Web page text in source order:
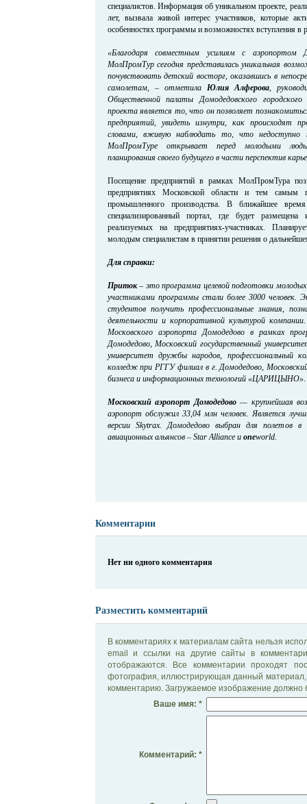
специалистов. Информация об уникальном проекте,
лет, вызвала живой интерес участников, которые
особенностях программы и возможностях вступления в
«Благодаря совместным усилиям с аэропортом
МолПромТур сегодня представилась уникальная
почувствовать детский восторг, оказавшись в
самолетам, – отметила
Юлия Алферова,
Общественной палаты Домодедовского
проекта является то, что он позволяет
предприятий, увидеть изнутри, как происходят
словами, вживую наблюдать то, что
МолПромТуре открывает перед молодыми
планирования своего будущего в части перспектив
Посещение предприятий в рамках МолПромТура
предприятиях Московской области и тем самым
промышленного производства. В ближайшее время
специализированный портал, где будет
реализуемых на предприятиях-участниках.
молодым специалистам в принятии решения о
Для справки:
Приток– это программа целевой подготовки
участниками программы стали более 3000 человек.
студентов получить профессиональные знания,
деятельности и корпоративной культурой
Московского аэропорта Домодедово в рамках
Домодедово, Московский государственный
университет дружбы народов, профессиональный
колледж при РГГУ филиал в г. Домодедово,
бизнеса и информационных технологий «ЦАРИЦЫНО».
Московский аэропорт Домодедово— крупнейшая
аэропорт обслужил 33,04 млн человек. Является
версии Skytrax. Домодедово выбран для полетов
авиационных альянсов – Star Alliance и oneworld.
Комментарии
Нет ни одного комментария
Разместить комментарий
В комментариях к материалам сайта нельзя
email и ссылки на другие сайты в
отображаются. Все комментарии проходят
фотография, иллюстрирующая данный материал,
комментарию. Загружаемое изображение должно
Ваше имя: *
Комментарий: *